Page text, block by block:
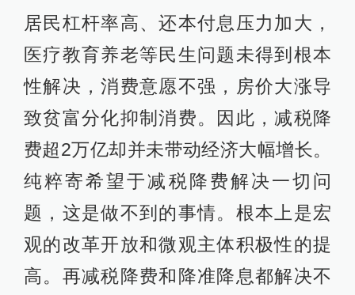
居民杠杆率高、还本付息压力加大，
医疗教育养老等民生问题未得到根本
性解决，消费意愿不强，房价大涨导
致贫富分化抑制消费。因此，减税降
费超2万亿却并未带动经济大幅增长。
纯粹寄希望于减税降费解决一切问
题，这是做不到的事情。根本上是宏
观的改革开放和微观主体积极性的提
高。再减税降费和降准降息都解决不